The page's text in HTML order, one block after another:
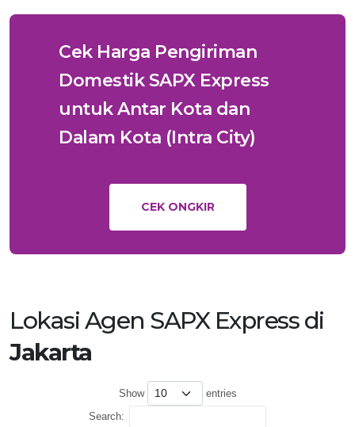
Cek Harga Pengiriman
Domestik SAPX Express
untuk Antar Kota dan
Dalam Kota (Intra City)
CEK ONGKIR
Lokasi Agen SAPX Express di
Jakarta
Show
entries
Search: